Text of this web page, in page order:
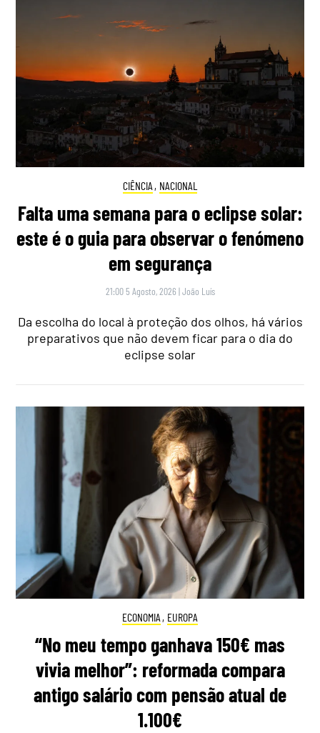
CIÊNCIA , NACIONAL
Falta uma semana para o eclipse solar:
este é o guia para observar o fenómeno
em segurança
21:00 5 Agosto, 2026 |João Luís
Da escolha do local à proteção dos olhos, há vários
preparativos que não devem ficar para o dia do
eclipse solar
ECONOMIA , EUROPA
“No meu tempo ganhava 150€ mas
vivia melhor”: reformada compara
antigo salário com pensão atual de
1.100€